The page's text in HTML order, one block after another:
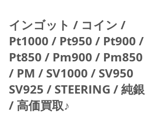
インゴット / コイン /
Pt1000 / Pt950 / Pt900 /
Pt850 / Pm900 / Pm850
/ PM / SV1000 / SV950
SV925 / STEERING / 純銀
/ 高価買取♪